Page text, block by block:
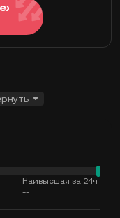
Наивысшая за 24ч
--